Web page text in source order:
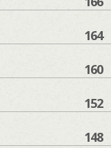
164
160
152
148